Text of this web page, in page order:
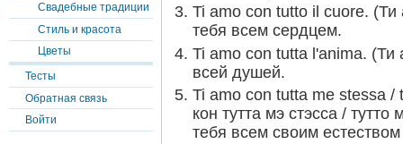
Свадебные традиции
Стиль и красота
Цветы
Тесты
Обратная связь
Войти
Ti amo con tutto il cuore.
тебя всем сердцем.
Ti amo con tutta l'anima.
всей душей.
Ti amo con tutta me stessa
кон тутта мэ стэсса /
тебя всем своим